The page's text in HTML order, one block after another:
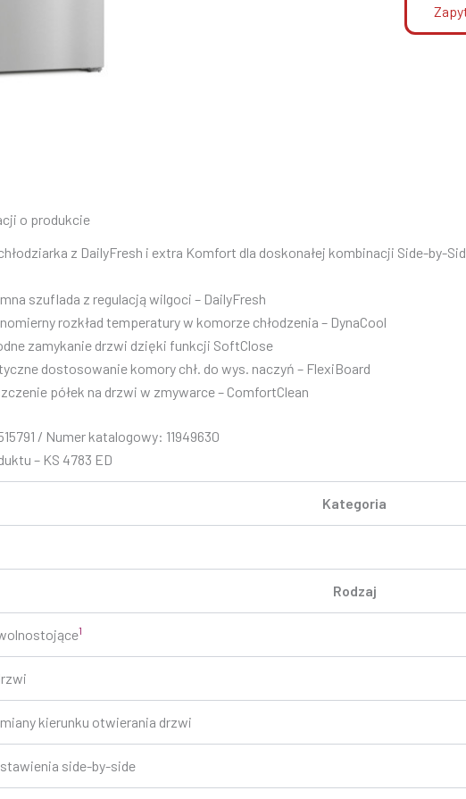
o produkcie
z DailyFresh i extra Komfort dla doskonałej kombinacji Side-by-
szuflada z regulacją wilgoci – DailyFresh
rozkład temperatury w komorze chłodzenia – DynaCool
zamykanie drzwi dzięki funkcji SoftClose
dostosowanie komory chł. do wys. naczyń – FlexiBoard
półek na drzwi w zmywarce – ComfortClean
/ Numer katalogowy: 11949630
– KS 4783 ED
Kategoria
Rodzaj
1
kierunku otwierania drzwi
side-by-side